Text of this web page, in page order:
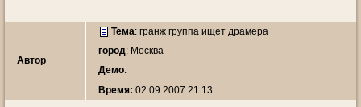
Автор
Тема: гранж группа ищет драмера
город: Москва
Демо:
Время: 02.09.2007 21:13